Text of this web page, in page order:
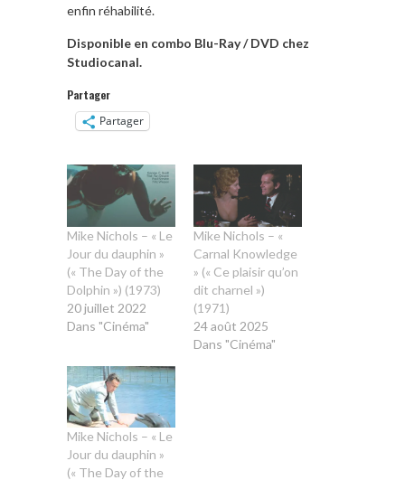
enfin réhabilité.
Disponible en combo Blu-Ray / DVD chez
Studiocanal.
Partager
Partager
Mike Nichols – « Le
Jour du dauphin »
(« The Day of the
Dolphin ») (1973)
20 juillet 2022
Dans "Cinéma"
Mike Nichols – «
Carnal Knowledge
» (« Ce plaisir qu’on
dit charnel »)
(1971)
24 août 2025
Dans "Cinéma"
Mike Nichols – « Le
Jour du dauphin »
(« The Day of the